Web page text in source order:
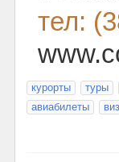
тел:
курорты туры
авиабилеты